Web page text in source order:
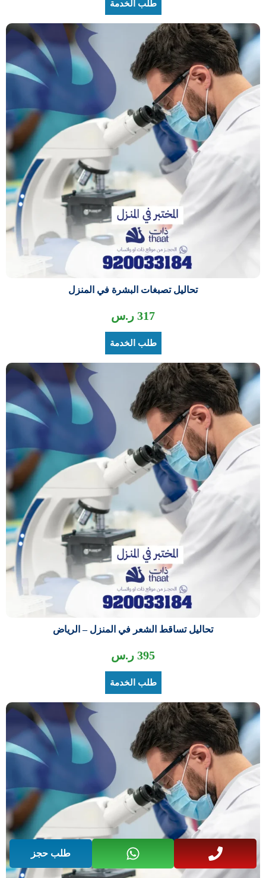
طلب الخدمة
تحاليل تصبغات البشرة في المنزل
317 ر.س
طلب الخدمة
تحاليل تساقط الشعر في المنزل – الرياض
395 ر.س
طلب الخدمة
طلب حجز